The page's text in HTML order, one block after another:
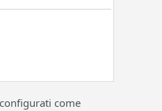
come